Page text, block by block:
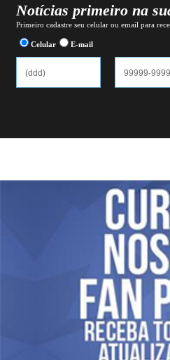
Notícias primeiro na
Primeiro cadastre seu celular ou email para
Celular E-mail